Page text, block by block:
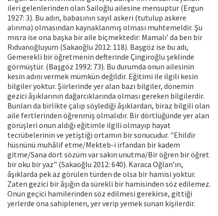
ileri gelenlerinden olan Sailoğlu ailesine mensuptur (Ergun
1927: 3). Bu adın, babasının sayıl askeri (tutulup askere
alınma) olmasından kaynaklanmış olması muhtemeldir. Şu
mısra ise ona başka bir aile biçmektedir: Mamalı’ da ben bir
Rıdvanoğluyum (Sakaoğlu 2012: 118). Başgöz ise bu adı,
Gemerekli bir öğretmenin defterinde Çingiroğlu şeklinde
görmüştür. (Başgöz 1992: 73). Bu durumda onun ailesinin
kesin adını vermek mümkün değildir. Eğitimi ile ilgili kesin
bilgiler yoktur. Şiirlerinde yer alan bazı bilgiler, dönemin
gezici âşıklarının dağarcıklarında olması gereken bilgilerdir.
Bunları da birlikte çalıp söylediği âşıklardan, biraz bilgili olan
aile fertlerinden öğrenmiş olmalıdır. Bir dörtlüğünde yer alan
görüşleri onun aldığı eğitimle ilgili olmayıp hayat
tecrübelerinin ve yetiştiği ortamın bir sonucudur. "Ehildir
hüsnünü muhâlif etme/Mekteb-i irfandan bir kadem
gitme/Sana dört sözüm var sakın unutma/Bir öğren bir öğret
bir oku bir yaz" (Sakaoğlu 2012: 640). Karaca Oğlan’ın,
âşıklarda pek az görülen türden de olsa bir hamisi yoktur.
Zaten gezici bir âşığın da sürekli bir hamisinden söz edilemez.
Onun geçici hamilerinden söz edilmesi gerekirse, gittiği
yerlerde ona sahiplenen, yer verip yemek sunan kişilerdir.